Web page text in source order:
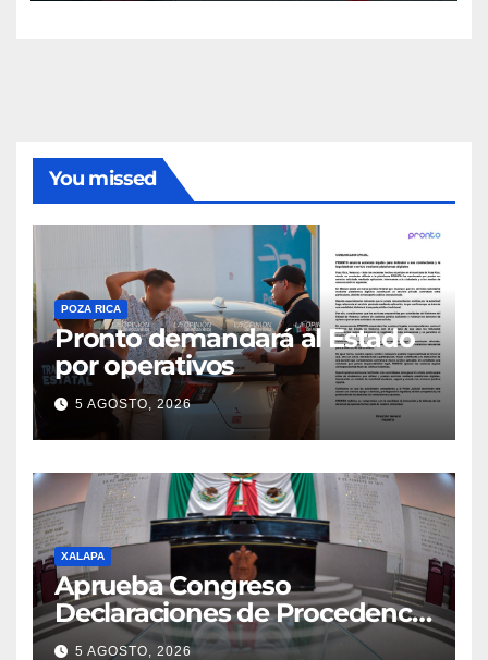
You missed
POZA RICA
Pronto demandará al Estado
por operativos
5 AGOSTO, 2026
XALAPA
Aprueba Congreso
Declaraciones de Procedencia
en contra de dos munícipes
5 AGOSTO, 2026